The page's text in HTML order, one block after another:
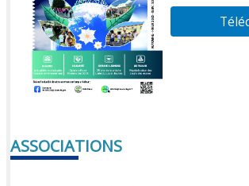
ASSOCIATIONS